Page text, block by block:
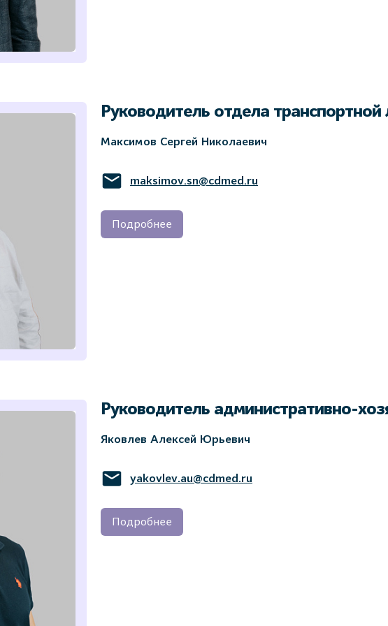
Руководитель отдела транспортной
Максимов Сергей Николаевич
maksimov.sn@cdmed.ru
Подробнее
Руководитель административно-
Яковлев Алексей Юрьевич
yakovlev.au@cdmed.ru
Подробнее